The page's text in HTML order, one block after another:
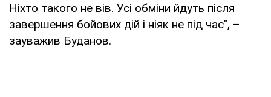
Ніхто такого не вів. Усі обміни йдуть після
завершення бойових дій і ніяк не під час", –
зауважив Буданов.